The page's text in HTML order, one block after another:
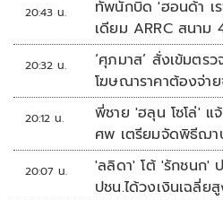
20:43 น.
ทัพนักบิด 'ฮอนด้า เ
เดียม ARRC สนาม
20:32 น.
‘ศุภมาส’ สั่งเข้มตร
โฆษณาราคาต้องจ่า
20:12 น.
พี่ชาย 'ฮลุน โซโล่' แ
ศพ เตรียมจัดพิธีฌา
20:07 น.
'ลลิดา' โต้ 'รักชนก'
ปชน.ได้วงเงินเฉลี่ย